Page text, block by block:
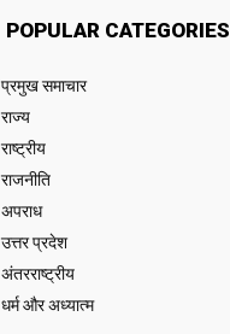
POPULAR CATEGORIES
प्रमुख समाचार‎
राज्य
राष्ट्रीय
राजनीति
अपराध
उत्तर प्रदेश
अंतरराष्ट्रीय
धर्म और अध्यात्म